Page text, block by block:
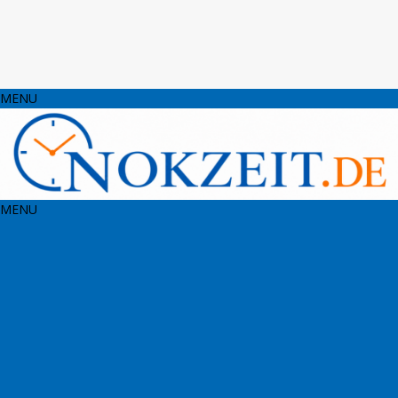
MENU
MENU